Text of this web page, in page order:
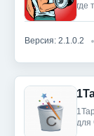
где
Версия: 2.1.0.2
для